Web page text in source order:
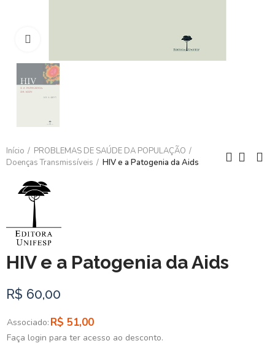
Início
PROBLEMAS DE SAÚDE DA POPULAÇÃO
Doenças Transmissíveis
HIV e a Patogenia da Aids
HIV e a Patogenia da Aids
R$ 60,00
Associado: R$ 51,00
Faça login para ter acesso ao desconto.